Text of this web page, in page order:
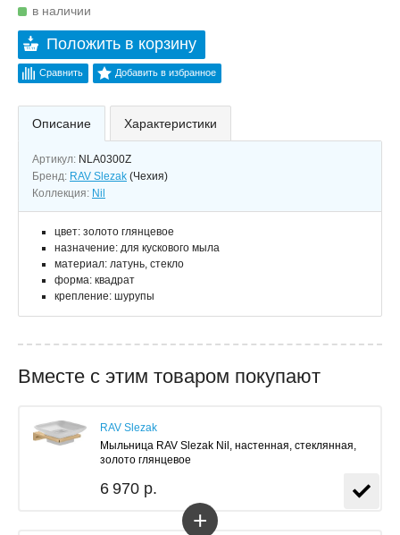
в наличии
Положить в корзину
Сравнить Добавить в избранное
Описание Характеристики
Артикул: NLA0300Z
Бренд: RAV Slezak (Чехия)
Коллекция: Nil
цвет: золото глянцевое
назначение: для кускового мыла
материал: латунь, стекло
форма: квадрат
крепление: шурупы
Вместе с этим товаром покупают
RAV Slezak
Мыльница RAV Slezak Nil, настенная, стеклянная,
золото глянцевое
6 970 р.
+